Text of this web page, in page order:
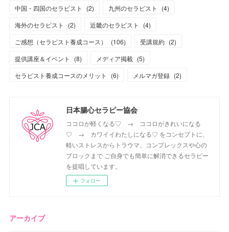
中国・四国のセラピスト
(2) 九州のセラピスト (4)
海外のセラピスト
(2) 近畿のセラピスト (4)
ご感想（セラピスト養成コース）
(106) 受講規約 (2)
提供講座＆イベント
(8) メディア掲載 (5)
セラピスト養成コースのメリット
(6) メルマガ登録 (2)
日本腸心セラピー協会
ココロが軽くなる♡ → ココロがきれいになる
♡ → カワイイわたしになる♡ をコンセプトに、
軽いストレスからトラウマ、コンプレックスや心の
ブロックまで ご自身でも簡単に解消できるセラピー
を提唱しています。
フォロー
アーカイブ